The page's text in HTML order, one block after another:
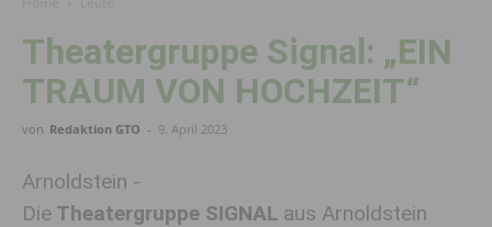
Theatergruppe Signal: „EIN
TRAUM VON HOCHZEIT“
von Redaktion GTO - 9. April 2023
Arnoldstein -
Die Theatergruppe SIGNAL aus Arnoldstein